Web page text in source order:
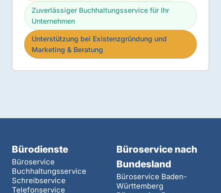
Zuverlässiger Buchhaltungsservice für Ihr
Unternehmen
Unterstützung bei Existenzgründung und
Marketing & Beratung
Bürodienste
Büroservice
Buchhaltungsservice
Schreibservice
Telefonservice
Büroservice nach
Bundesland
Büroservice Baden-
Württemberg